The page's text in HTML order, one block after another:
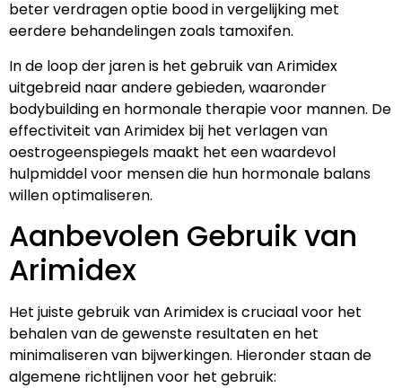
beter verdragen optie bood in vergelijking met
eerdere behandelingen zoals tamoxifen.
In de loop der jaren is het gebruik van Arimidex
uitgebreid naar andere gebieden, waaronder
bodybuilding en hormonale therapie voor mannen. De
effectiviteit van Arimidex bij het verlagen van
oestrogeenspiegels maakt het een waardevol
hulpmiddel voor mensen die hun hormonale balans
willen optimaliseren.
Aanbevolen Gebruik van
Arimidex
Het juiste gebruik van Arimidex is cruciaal voor het
behalen van de gewenste resultaten en het
minimaliseren van bijwerkingen. Hieronder staan de
algemene richtlijnen voor het gebruik: